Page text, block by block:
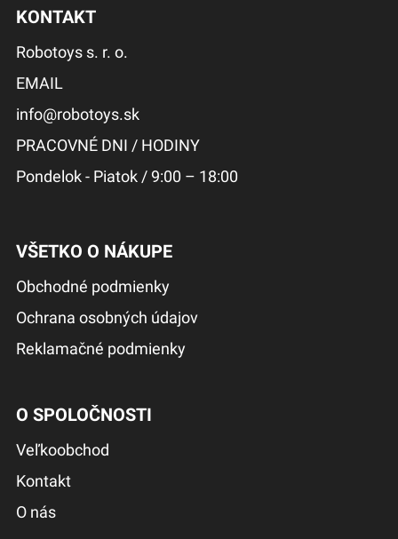
KONTAKT
Robotoys s. r. o.
EMAIL
info@robotoys.sk
PRACOVNÉ DNI / HODINY
Pondelok - Piatok / 9:00 – 18:00
VŠETKO O NÁKUPE
Obchodné podmienky
Ochrana osobných údajov
Reklamačné podmienky
O SPOLOČNOSTI
Veľkoobchod
Kontakt
O nás